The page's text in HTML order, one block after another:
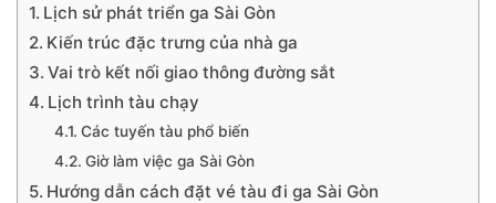
Lịch sử phát triển ga Sài Gòn
Kiến trúc đặc trưng của nhà ga
Vai trò kết nối giao thông đường sắt
Lịch trình tàu chạy
Các tuyến tàu phổ biến
Giờ làm việc ga Sài Gòn
Hướng dẫn cách đặt vé tàu đi ga Sài Gòn